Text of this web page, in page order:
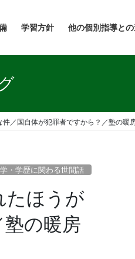
学習方針 他の個別指導と
／国自体が犯罪者ですから？／塾の暖
・学歴に関わる世間話
たほうが
の暖房